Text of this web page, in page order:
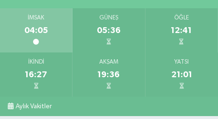
İMSAK
04:05
GÜNEŞ
05:36
ÖĞLE
12:41
İKINDI
16:27
AKŞAM
19:36
YATSI
21:01
Aylık Vakitler